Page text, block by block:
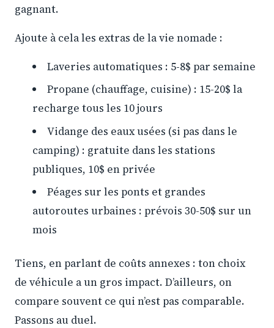
gagnant.
Ajoute à cela les extras de la vie nomade :
Laveries automatiques : 5-8$ par semaine
Propane (chauffage, cuisine) : 15-20$ la
recharge tous les 10 jours
Vidange des eaux usées (si pas dans le
camping) : gratuite dans les stations
publiques, 10$ en privée
Péages sur les ponts et grandes
autoroutes urbaines : prévois 30-50$ sur un
mois
Tiens, en parlant de coûts annexes : ton choix
de véhicule a un gros impact. D’ailleurs, on
compare souvent ce qui n’est pas comparable.
Passons au duel.